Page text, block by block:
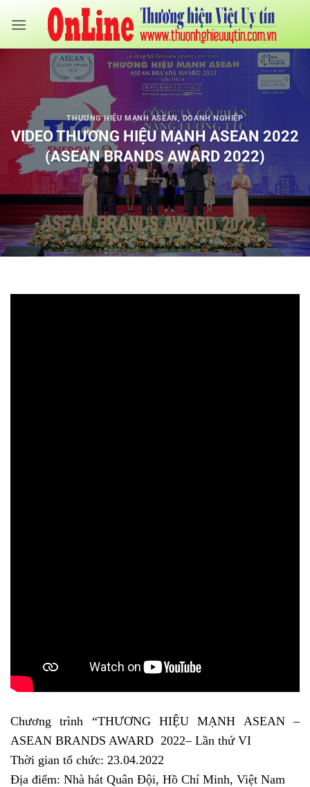
qua
THƯƠNG HIỆU MẠNH ASEAN ,DOANH NGHIỆP
VIDEO THƯƠNG HIỆU MẠNH ASEAN 2022
(ASEAN BRANDS AWARD 2022)
Chương trình “THƯƠNG HIỆU MẠNH ASEAN –
ASEAN BRANDS AWARD 2022– Lần thứ VI
Thời gian tổ chức: 23.04.2022
Địa điểm: Nhà hát Quân Đội, Hồ Chí Minh, Việt Nam